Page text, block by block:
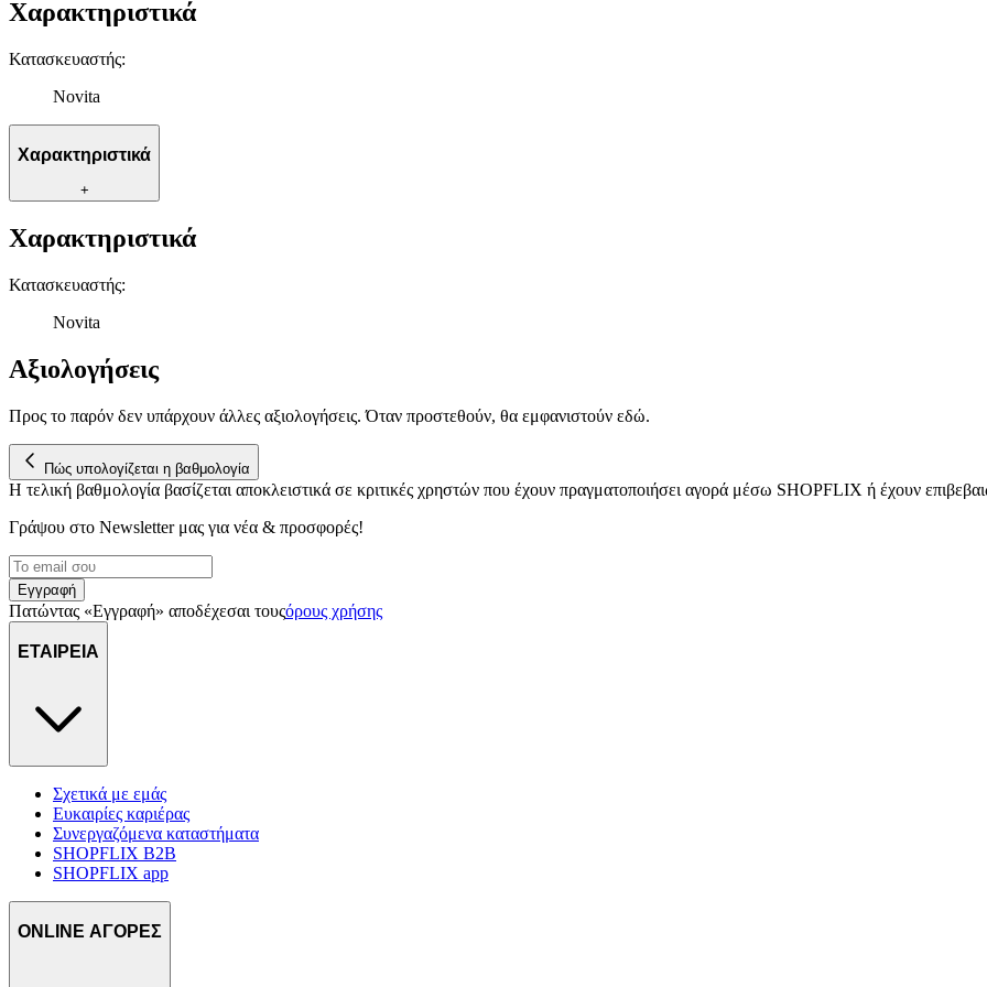
Χαρακτηριστικά
Κατασκευαστής:
Novita
Χαρακτηριστικά
+
Χαρακτηριστικά
Κατασκευαστής:
Novita
Αξιολογήσεις
Προς το παρόν δεν υπάρχουν άλλες αξιολογήσεις. Όταν προστεθούν, θα εμφανιστούν εδώ.
Πώς υπολογίζεται η βαθμολογία
Η τελική βαθμολογία βασίζεται αποκλειστικά σε κριτικές χρηστών που έχουν πραγματοποιήσει αγορά μέσω SHOPFLIX ή έχουν
Γράψου στο Νewsletter μας για νέα & προσφορές!
Εγγραφή
Πατώντας «Εγγραφή» αποδέχεσαι τουςόρους χρήσης
ΕΤΑΙΡΕΙΑ
Σχετικά με εμάς
Ευκαιρίες καριέρας
Συνεργαζόμενα καταστήματα
SHOPFLIX B2B
SHOPFLIX app
ONLINE ΑΓΟΡΕΣ